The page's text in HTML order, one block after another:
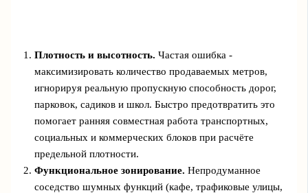
Плотность и высотность. Частая ошибка -
максимизировать количество продаваемых метров,
игнорируя реальную пропускную способность дорог,
парковок, садиков и школ. Быстро предотвратить это
помогает ранняя совместная работа транспортных,
социальных и коммерческих блоков при расчёте
предельной плотности.
Функциональное зонирование. Непродуманное
соседство шумных функций (кафе, трафиковые улицы,